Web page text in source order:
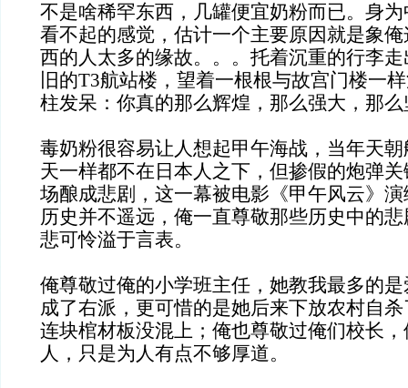
不是啥稀罕东西，几罐便宜奶粉而已。身
看不起的感觉，估计一个主要原因就是象俺
西的人太多的缘故。。。托着沉重的行李
旧的T3航站楼，望着一根根与故宫门楼一
柱发呆：你真的那么辉煌，那么强大，那
毒奶粉很容易让人想起甲午海战，当年天
天一样都不在日本人之下，但掺假的炮弹
场酿成悲剧，这一幕被电影《甲午风云》
历史并不遥远，俺一直尊敬那些历史中的
悲可怜溢于言表。
俺尊敬过俺的小学班主任，她教我最多的
成了右派，更可惜的是她后来下放农村自
连块棺材板没混上；俺也尊敬过俺们校长
人，只是为人有点不够厚道。